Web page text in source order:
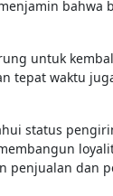
bahwa
untuk
tepat waktu
status
penjualan dan